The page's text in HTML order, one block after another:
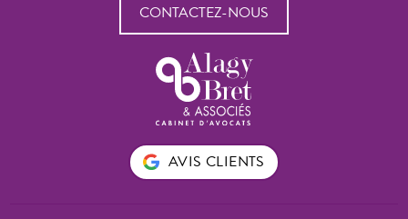
CONTACTEZ-NOUS
AVIS CLIENTS